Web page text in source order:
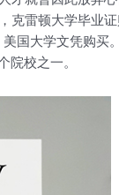
克雷顿大学毕业
国大学文凭购买
校之一。